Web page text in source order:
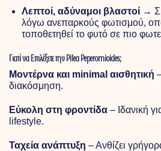
Λεπτοί, αδύναμοι βλαστοί→
λόγω ανεπαρκούς φωτισμού,
τοποθετηθεί το φυτό σε πιο
Γιατί να Επιλέξετε την Pilea Peperomioides;
Μοντέρνα και minimal αισθητική
διακόσμηση.
Εύκολη στη φροντίδα – Ιδανική
lifestyle.
Ταχεία ανάπτυξη – Ανθίζει